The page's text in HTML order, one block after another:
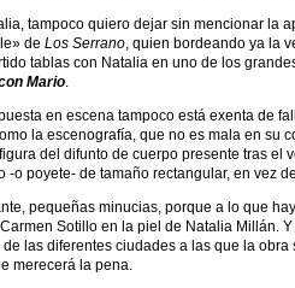
tampoco quiero dejar sin mencionar la
de Los Serrano , quien bordeando ya la
tablas con Natalia en uno de los
Mario
en escena tampoco está exenta de
la escenografía, que no es mala en su
del difunto de cuerpo presente tras el
-o poyete- de tamaño rectangular, en vez
pequeñas minucias, porque a lo que
Sotillo en la piel de Natalia Millán.
las diferentes ciudades a las que la
merecerá la pena.